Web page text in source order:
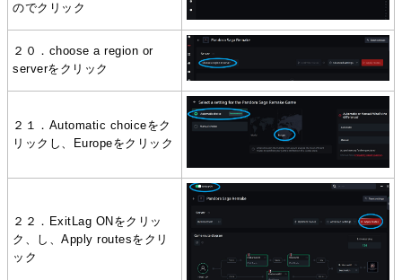
のでクリック
２０．choose a region or
serverをクリック
２１．Automatic choiceをク
リックし、Europeをクリック
２２．ExitLag ONをクリッ
ク、し、Apply routesをクリ
ック